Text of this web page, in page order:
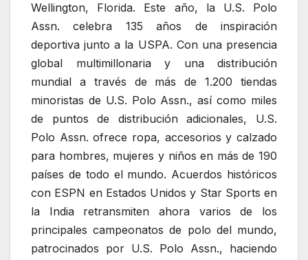
Wellington, Florida. Este año, la U.S. Polo
Assn. celebra 135 años de inspiración
deportiva junto a la USPA. Con una presencia
global multimillonaria y una distribución
mundial a través de más de 1.200 tiendas
minoristas de U.S. Polo Assn., así como miles
de puntos de distribución adicionales, U.S.
Polo Assn. ofrece ropa, accesorios y calzado
para hombres, mujeres y niños en más de 190
países de todo el mundo. Acuerdos históricos
con ESPN en Estados Unidos y Star Sports en
la India retransmiten ahora varios de los
principales campeonatos de polo del mundo,
patrocinados por U.S. Polo Assn., haciendo